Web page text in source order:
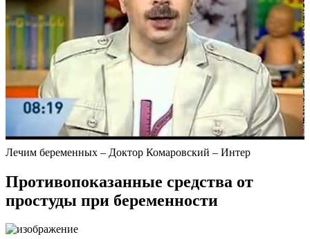
Лечим беременных – Доктор Комаровский – Интер
Противопоказанные средства от
простуды при беременности